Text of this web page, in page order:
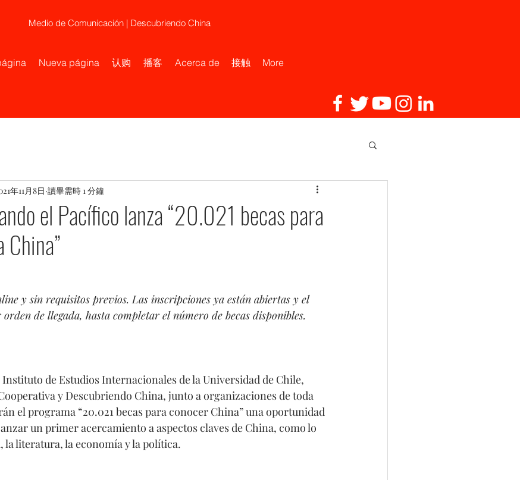
Medio de Comunicación | Descubriendo China
Nueva página 认购 播客 Acerca de 接触 More
el Pacífico lanza “20.021 becas para
年11月8日 讀畢需時 1 分鐘
y sin requisitos previos. Las inscripciones ya están abiertas y el
de llegada, hasta completar el número de becas disponibles.
de Estudios Internacionales de la Universidad de Chile,
y Descubriendo China, junto a organizaciones de toda
el programa “20.021 becas para conocer China” una oportunidad
un primer acercamiento a aspectos claves de China, como lo
la literatura, la economía y la política.